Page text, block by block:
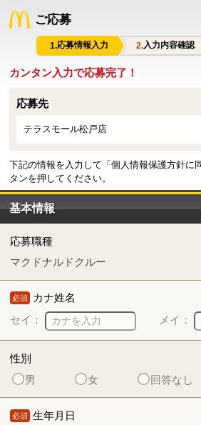
ご応募
応募情報入力 入力内容確認
カンタン入力で応募完了！
応募先
テラスモール松戸店
下記の情報を入力して「個人情報保護方針に
タンを押してください。
基本情報
応募職種
マクドナルドクルー
必須 カナ姓名
セイ：
メイ：
性別
男
女 回答なし
必須 生年月日